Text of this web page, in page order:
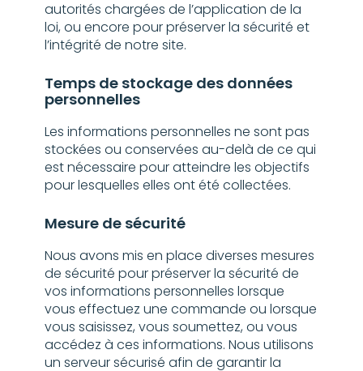
autorités chargées de l’application de la
loi, ou encore pour préserver la sécurité et
l’intégrité de notre site.
Temps de stockage des données
personnelles
Les informations personnelles ne sont pas
stockées ou conservées au-delà de ce qui
est nécessaire pour atteindre les objectifs
pour lesquelles elles ont été collectées.
Mesure de sécurité
Nous avons mis en place diverses mesures
de sécurité pour préserver la sécurité de
vos informations personnelles lorsque
vous effectuez une commande ou lorsque
vous saisissez, vous soumettez, ou vous
accédez à ces informations. Nous utilisons
un serveur sécurisé afin de garantir la